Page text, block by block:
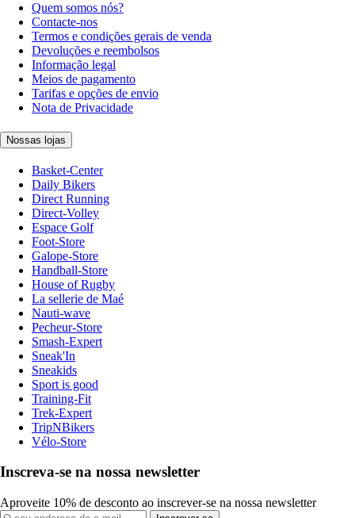
Quem somos nós?
Contacte-nos
Termos e condições gerais de venda
Devoluções e reembolsos
Informação legal
Meios de pagamento
Tarifas e opções de envio
Nota de Privacidade
Nossas lojas
Basket-Center
Daily Bikers
Direct Running
Direct-Volley
Espace Golf
Foot-Store
Galope-Store
Handball-Store
House of Rugby
La sellerie de Maé
Nauti-wave
Pecheur-Store
Smash-Expert
Sneak'In
Sneakids
Sport is good
Training-Fit
Trek-Expert
TripNBikers
Vélo-Store
Inscreva-se na nossa newsletter
Aproveite 10% de desconto ao inscrever-se na nossa newsletter